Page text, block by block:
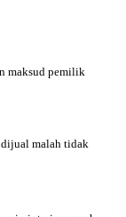
maksud pemilik
malah tidak